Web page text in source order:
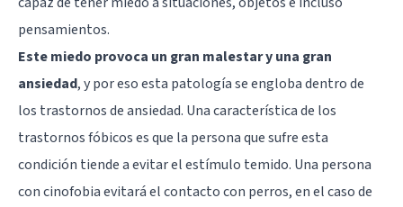
pensamientos.
Este miedo provoca un gran malestar y una gran
ansiedad, y por eso esta patología se engloba dentro de
los trastornos de ansiedad. Una característica de los
trastornos fóbicos es que la persona que sufre esta
condición tiende a evitar el estímulo temido. Una persona
con cinofobia evitará el contacto con perros, en el caso de